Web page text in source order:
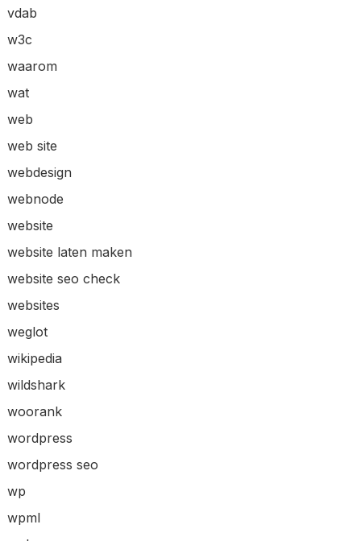
vdab
w3c
waarom
wat
web
web site
webdesign
webnode
website
website laten maken
website seo check
websites
weglot
wikipedia
wildshark
woorank
wordpress
wordpress seo
wp
wpml